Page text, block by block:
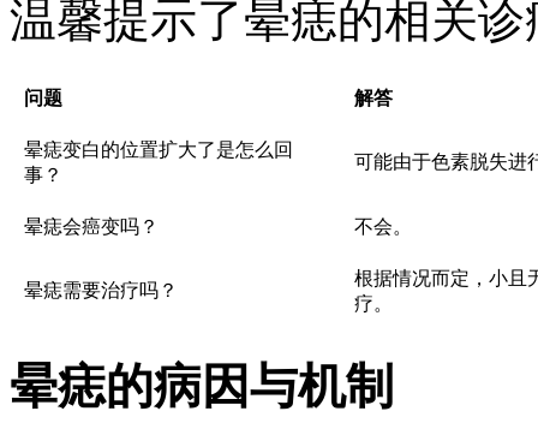
温馨提示了晕痣的相关
问题 解答
晕痣变白的位置扩大了是怎么回
事？
可能由于色素脱失进
晕痣会癌变吗？ 不会。
晕痣需要治疗吗？
根据情况而定，小且
疗。
晕痣的病因与机制